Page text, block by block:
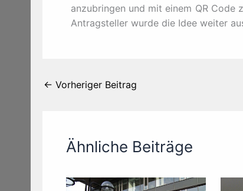
anzubringen und mit einem QR Code
Antragsteller wurde die Idee weiter
← Vorheriger Beitrag
Ähnliche Beiträge